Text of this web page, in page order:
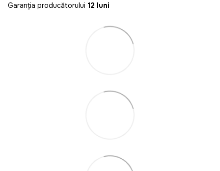
Garanția producătorului 12 luni